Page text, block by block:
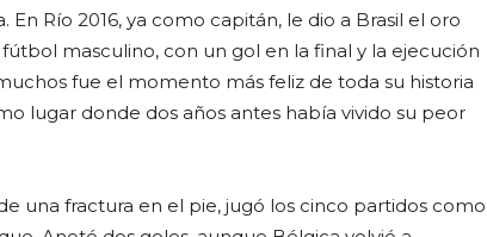
Río 2016, ya como capitán, le dio a Brasil el oro
masculino, con un gol en la final y la ejecución
fue el momento más feliz de toda su historia
lugar donde dos años antes había vivido su peor
una fractura en el pie, jugó los cinco partidos como